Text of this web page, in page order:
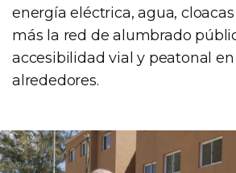
energía eléctrica, agua,
más la red de alumbrado
accesibilidad vial y peatonal
alrededores.